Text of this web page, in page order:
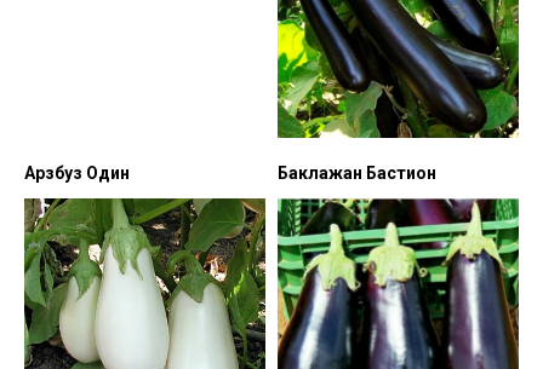
Арзбуз Один Баклажан Бастион